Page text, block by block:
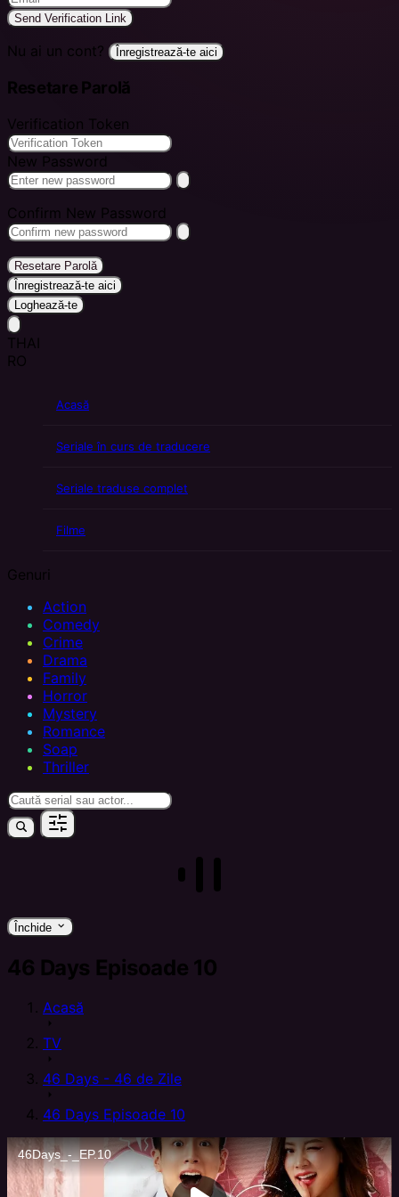
Send Verification Link
Nu ai un cont? Înregistrează-te aici
Resetare Parolă
Verification Token
New Password
Confirm New Password
Resetare Parolă
Înregistrează-te aici
Loghează-te
THAI
RO
Acasă
Seriale în curs de traducere
Seriale traduse complet
Filme
Genuri
Action
Comedy
Crime
Drama
Family
Horror
Mystery
Romance
Soap
Thriller
Închide keyboard_arrow_down
46 Days Episoade 10
Acasă
arrow_right
TV
arrow_right
46 Days - 46 de Zile
arrow_right
46 Days Episoade 10